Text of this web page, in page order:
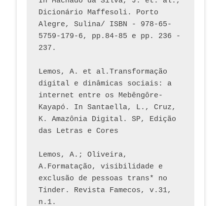
Dicionário Maffesoli. Porto
Alegre, Sulina/ ISBN - 978-65-
5759-179-6, pp.84-85 e pp. 236 -
237.
Lemos, A. et al.Transformação
digital e dinâmicas sociais: a
internet entre os Mebêngôre-
Kayapó. In Santaella, L., Cruz,
K. Amazônia Digital. SP, Edição
das Letras e Cores
Lemos, A.; Oliveira,
A.Formatação, visibilidade e
exclusão de pessoas trans* no
Tinder. Revista Famecos, v.31,
n.1.